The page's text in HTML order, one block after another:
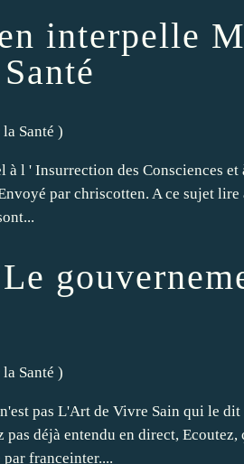
interpelle
Santé )
l ' Insurrection des Consciences
par chriscotten. A ce sujet
Santé )
pas L'Art de Vivre Sain qui le
déjà entendu en direct,
franceinter....